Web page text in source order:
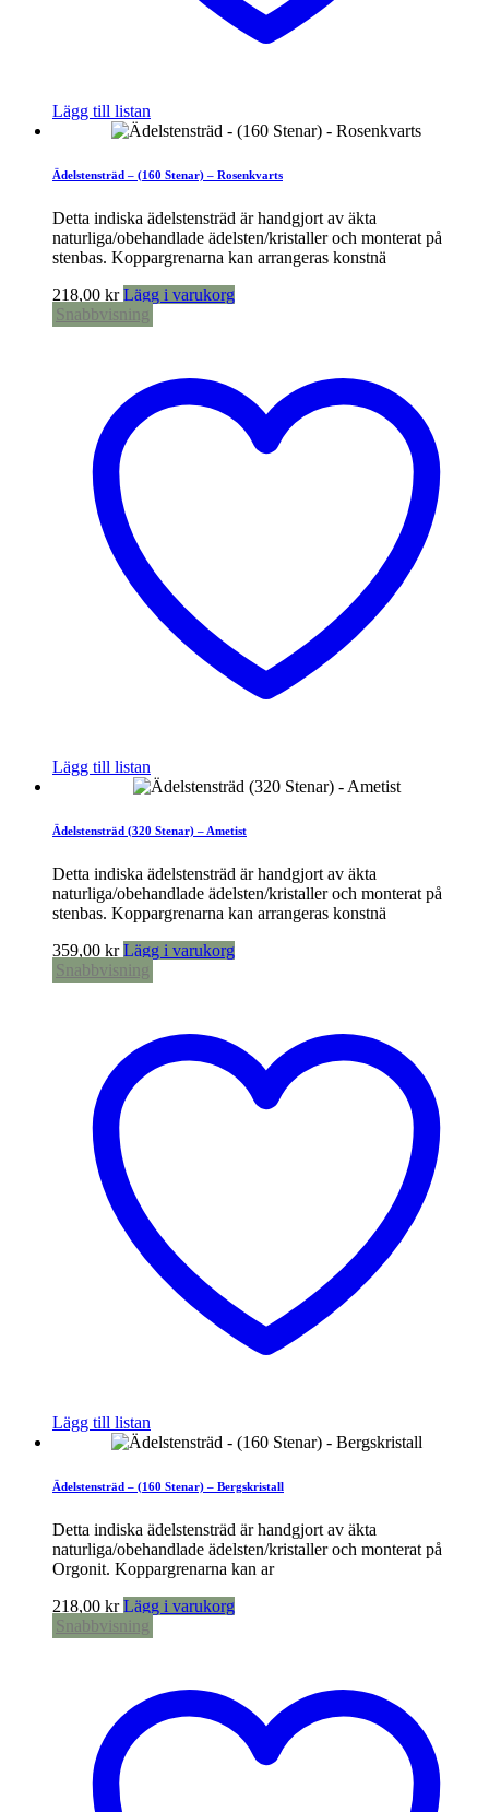
Lägg till listan
Ädelstensträd – (160 Stenar) – Rosenkvarts
Detta indiska ädelstensträd är handgjort av äkta
naturliga/obehandlade ädelsten/kristaller och monterat på
stenbas. Koppargrenarna kan arrangeras konstnä
218,00 kr Lägg i varukorg
Snabbvisning
Lägg till listan
Ädelstensträd (320 Stenar) – Ametist
Detta indiska ädelstensträd är handgjort av äkta
naturliga/obehandlade ädelsten/kristaller och monterat på
stenbas. Koppargrenarna kan arrangeras konstnä
359,00 kr Lägg i varukorg
Snabbvisning
Lägg till listan
Ädelstensträd – (160 Stenar) – Bergskristall
Detta indiska ädelstensträd är handgjort av äkta
naturliga/obehandlade ädelsten/kristaller och monterat på
Orgonit. Koppargrenarna kan ar
218,00 kr Lägg i varukorg
Snabbvisning